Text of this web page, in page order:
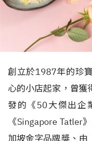
創立於1987年的珍
心的小店起家，曾獲
發的《50大傑出企
《Singapore Tatler
加坡金字品牌獎、由